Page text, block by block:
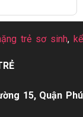
trẻ sơ sinh,kể
15, Quận Phú